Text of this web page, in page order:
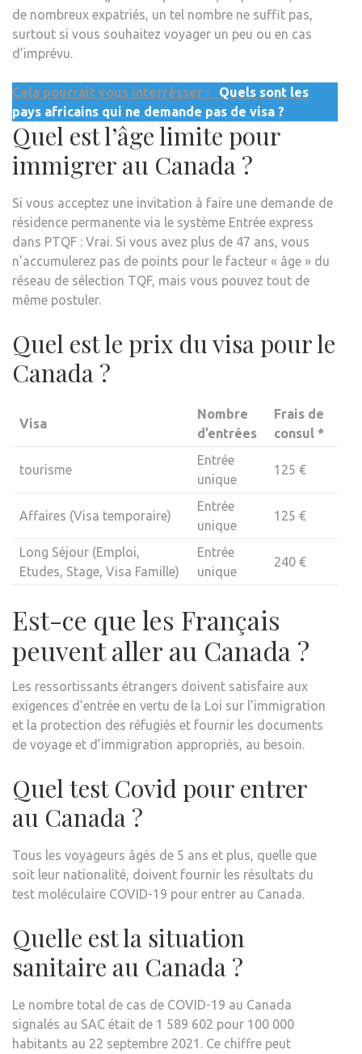
de nombreux expatriés, un tel nombre ne suffit pas,
surtout si vous souhaitez voyager un peu ou en cas
d’imprévu.
Cela pourrait vous interrésser :
Quels sont les
pays africains qui ne demande pas de visa ?
Quel est l’âge limite pour
immigrer au Canada ?
Si vous acceptez une invitation à faire une demande de
résidence permanente via le système Entrée express
dans PTQF : Vrai. Si vous avez plus de 47 ans, vous
n’accumulerez pas de points pour le facteur « âge » du
réseau de sélection TQF, mais vous pouvez tout de
même postuler.
Quel est le prix du visa pour le
Canada ?
Visa
Nombre
d’entrées
Frais de
consul *
tourisme
Entrée
unique
125 €
Affaires (Visa temporaire)
Entrée
unique
125 €
Long Séjour (Emploi,
Etudes, Stage, Visa Famille)
Entrée
unique
240 €
Est-ce que les Français
peuvent aller au Canada ?
Les ressortissants étrangers doivent satisfaire aux
exigences d’entrée en vertu de la Loi sur l’immigration
et la protection des réfugiés et fournir les documents
de voyage et d’immigration appropriés, au besoin.
Quel test Covid pour entrer
au Canada ?
Tous les voyageurs âgés de 5 ans et plus, quelle que
soit leur nationalité, doivent fournir les résultats du
test moléculaire COVID-19 pour entrer au Canada.
Quelle est la situation
sanitaire au Canada ?
Le nombre total de cas de COVID-19 au Canada
signalés au SAC était de 1 589 602 pour 100 000
habitants au 22 septembre 2021. Ce chiffre peut